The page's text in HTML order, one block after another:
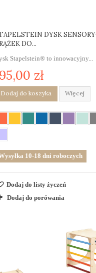
DYSK
DO...
Stapelstein® to innowacyjny...
zł
Dodaj do koszyka Więcej
10-18 dni roboczych
Dodaj do listy życzeń
Dodaj do porówania